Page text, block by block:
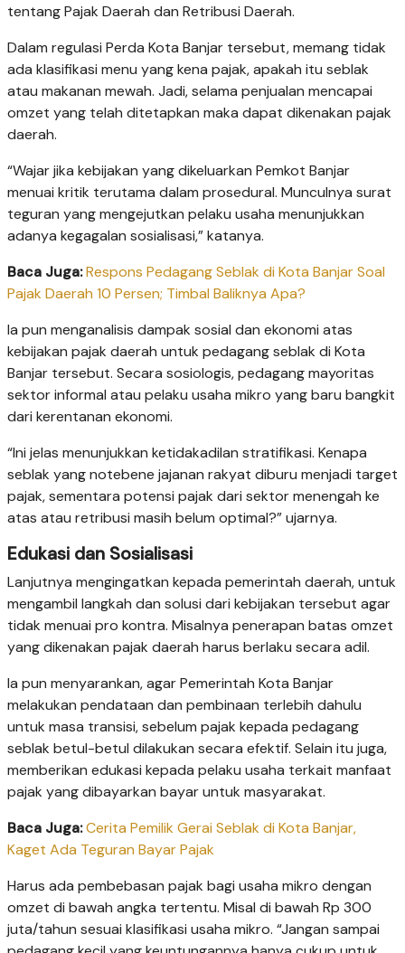
tentang Pajak Daerah dan Retribusi Daerah.
Dalam regulasi Perda Kota Banjar tersebut, memang tidak
ada klasifikasi menu yang kena pajak, apakah itu seblak
atau makanan mewah. Jadi, selama penjualan mencapai
omzet yang telah ditetapkan maka dapat dikenakan pajak
daerah.
“Wajar jika kebijakan yang dikeluarkan Pemkot Banjar
menuai kritik terutama dalam prosedural. Munculnya surat
teguran yang mengejutkan pelaku usaha menunjukkan
adanya kegagalan sosialisasi,” katanya.
Baca Juga:Respons Pedagang Seblak di Kota Banjar Soal
Pajak Daerah 10 Persen; Timbal Baliknya Apa?
Ia pun menganalisis dampak sosial dan ekonomi atas
kebijakan pajak daerah untuk pedagang seblak di Kota
Banjar tersebut. Secara sosiologis, pedagang mayoritas
sektor informal atau pelaku usaha mikro yang baru bangkit
dari kerentanan ekonomi.
“Ini jelas menunjukkan ketidakadilan stratifikasi. Kenapa
seblak yang notebene jajanan rakyat diburu menjadi target
pajak, sementara potensi pajak dari sektor menengah ke
atas atau retribusi masih belum optimal?” ujarnya.
Edukasi dan Sosialisasi
Lanjutnya mengingatkan kepada pemerintah daerah, untuk
mengambil langkah dan solusi dari kebijakan tersebut agar
tidak menuai pro kontra. Misalnya penerapan batas omzet
yang dikenakan pajak daerah harus berlaku secara adil.
Ia pun menyarankan, agar Pemerintah Kota Banjar
melakukan pendataan dan pembinaan terlebih dahulu
untuk masa transisi, sebelum pajak kepada pedagang
seblak betul-betul dilakukan secara efektif. Selain itu juga,
memberikan edukasi kepada pelaku usaha terkait manfaat
pajak yang dibayarkan bayar untuk masyarakat.
Baca Juga:Cerita Pemilik Gerai Seblak di Kota Banjar,
Kaget Ada Teguran Bayar Pajak
Harus ada pembebasan pajak bagi usaha mikro dengan
omzet di bawah angka tertentu. Misal di bawah Rp 300
juta/tahun sesuai klasifikasi usaha mikro. “Jangan sampai